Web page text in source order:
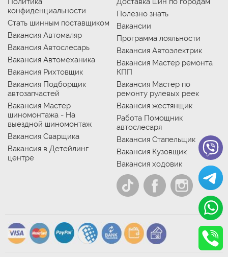
конфиденциальности
Стать шинным поставщиком
Вакансия Автомаляр
Вакансия Автослесарь
Вакансия Автомеханика
Вакансия Рихтовщик
Вакансия Подборщик
автозапчастей
Вакансия Мастер
шиномонтажа - На
выездной шиномонтаж
Вакансия Сварщика
Вакансия в Детейлинг
центре
Полезно знать
Вакансии
Программа лояльности
Вакансия Автоэлектрик
Вакансия Мастер ремонта
КПП
Вакансия Мастер по
ремонту рулевых реек
Вакансия жестянщик
Работа Помощник
автослесаря
Вакансия Стапельщик
Вакансия Кузовщик
Вакансия ходовик